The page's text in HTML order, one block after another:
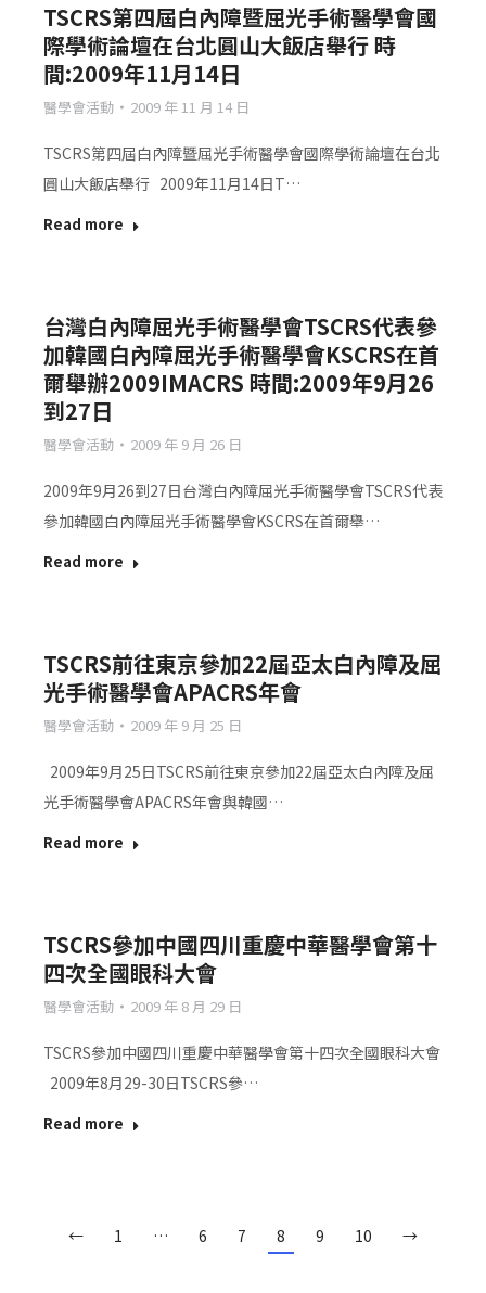
TSCRS第四屆白內障暨屈光手術醫學會國
際學術論壇在台北圓山大飯店舉行 時
間:2009年11月14日
醫學會活動 2009 年 11 月 14 日
TSCRS第四屆白內障暨屈光手術醫學會國際學術論壇在台北
圓山大飯店舉行 2009年11月14日T…
Read more
台灣白內障屈光手術醫學會TSCRS代表參
加韓國白內障屈光手術醫學會KSCRS在首
爾舉辦2009IMACRS 時間:2009年9月26
到27日
醫學會活動 2009 年 9 月 26 日
2009年9月26到27日台灣白內障屈光手術醫學會TSCRS代表
參加韓國白內障屈光手術醫學會KSCRS在首爾舉…
Read more
TSCRS前往東京參加22屆亞太白內障及屈
光手術醫學會APACRS年會
醫學會活動 2009 年 9 月 25 日
2009年9月25日TSCRS前往東京參加22屆亞太白內障及屈
光手術醫學會APACRS年會與韓國…
Read more
TSCRS參加中國四川重慶中華醫學會第十
四次全國眼科大會
醫學會活動 2009 年 8 月 29 日
TSCRS參加中國四川重慶中華醫學會第十四次全國眼科大會
2009年8月29-30日TSCRS參…
Read more
← 1 … 6 7 8 9 10 →